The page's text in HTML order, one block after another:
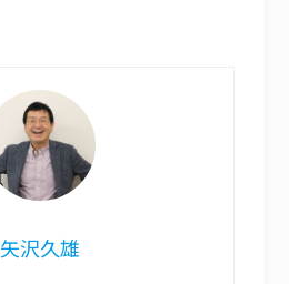
矢沢久雄